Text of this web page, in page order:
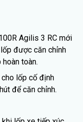
Agilis 3 RC mới
được căn chỉnh
toàn.
lốp cố định
để căn chỉnh.